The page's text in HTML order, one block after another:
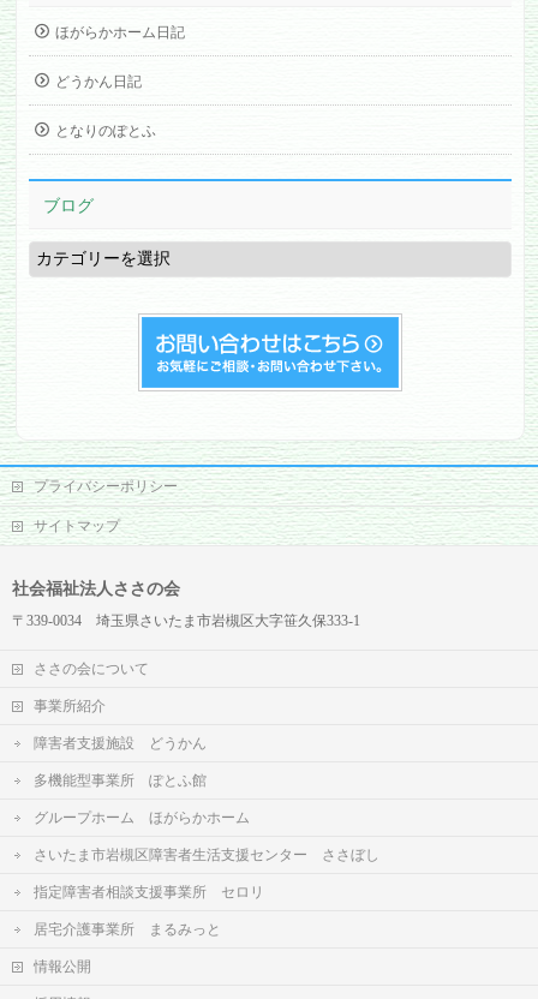
ほがらかホーム日記
どうかん日記
となりのぽとふ
ブログ
ブ
ロ
グ
プライバシーポリシー
サイトマップ
社会福祉法人ささの会
〒339-0034 埼玉県さいたま市岩槻区大字笹久保333-1
ささの会について
事業所紹介
障害者支援施設 どうかん
多機能型事業所 ぽとふ館
グループホーム ほがらかホーム
さいたま市岩槻区障害者生活支援センター ささぼし
指定障害者相談支援事業所 セロリ
居宅介護事業所 まるみっと
情報公開